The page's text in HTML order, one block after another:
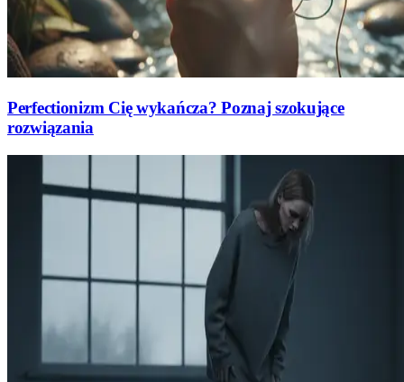
Perfectionizm Cię wykańcza? Poznaj szokujące
rozwiązania